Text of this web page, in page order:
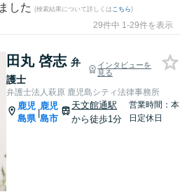
した (検索結果について詳しくは こちら)
29件中 1-29件を表示
田丸 啓志 弁
護士
インタビューを
見る
弁護士法人萩原 鹿児島シティ法律事務所
鹿児
島県
|
鹿児
島市
天文館通駅
から徒歩1分
営業時間：本
日定休日